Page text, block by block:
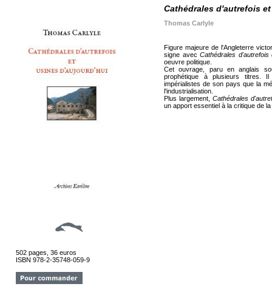
502 pages, 36 euros
ISBN 978-2-35748-059-9
Cathédrales d'autrefois
Thomas Carlyle
Figure majeure de l'Angleterre
signe avec Cathédrales d'autrefois
oeuvre politique.
Cet ouvrage, paru en anglais
prophétique à plusieurs titres.
impérialistes de son pays que la
l'industrialisation.
Plus largement, Cathédrales
un apport essentiel à la critique de